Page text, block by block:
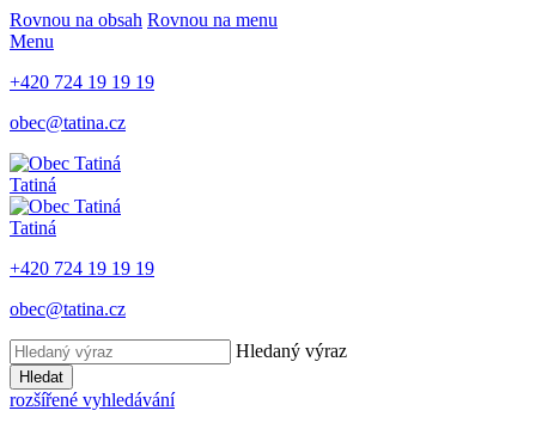
Rovnou na obsah Rovnou na menu
Menu
+420 724 19 19 19
obec@tatina.cz
Tatiná
Tatiná
+420 724 19 19 19
obec@tatina.cz
Hledaný výraz
Hledat
rozšířené vyhledávání